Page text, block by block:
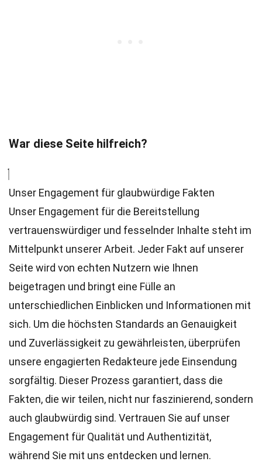
War diese Seite hilfreich?
Unser Engagement für glaubwürdige Fakten
Unser Engagement für die Bereitstellung
vertrauenswürdiger und fesselnder Inhalte steht im
Mittelpunkt unserer Arbeit. Jeder Fakt auf unserer
Seite wird von echten Nutzern wie Ihnen
beigetragen und bringt eine Fülle an
unterschiedlichen Einblicken und Informationen mit
sich. Um die höchsten Standards an Genauigkeit
und Zuverlässigkeit zu gewährleisten, überprüfen
unsere engagierten Redakteure jede Einsendung
sorgfältig. Dieser Prozess garantiert, dass die
Fakten, die wir teilen, nicht nur faszinierend, sondern
auch glaubwürdig sind. Vertrauen Sie auf unser
Engagement für Qualität und Authentizität,
während Sie mit uns entdecken und lernen.